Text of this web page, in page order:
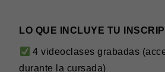
LO QUE INCLUYE TU
4 videoclases grabadas
durante la cursada)